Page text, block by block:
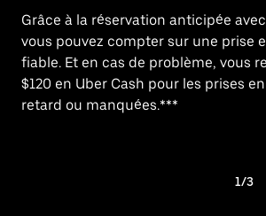
Grâce à la réservation anticipée
vous pouvez compter sur une prise
fiable. Et en cas de problème, vous
$120 en Uber Cash pour les prises
retard ou manquées.***
1/3